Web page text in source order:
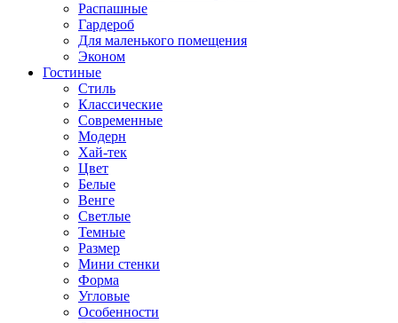
Распашные
Гардероб
Для маленького помещения
Эконом
Гостиные
Стиль
Классические
Современные
Модерн
Хай-тек
Цвет
Белые
Венге
Светлые
Темные
Размер
Мини стенки
Форма
Угловые
Особенности